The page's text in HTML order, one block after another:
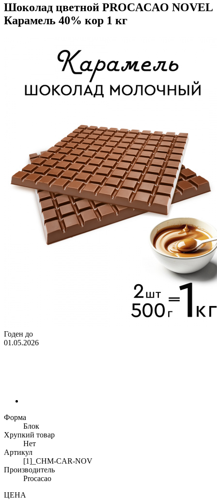
Шоколад цветной PROCACAO NOVEL
Карамель 40% кор 1 кг
Годен до
01.05.2026
Форма
Блок
Хрупкий товар
Нет
Артикул
[1]_CHM-CAR-NOV
Производитель
Procacao
ЦЕНА